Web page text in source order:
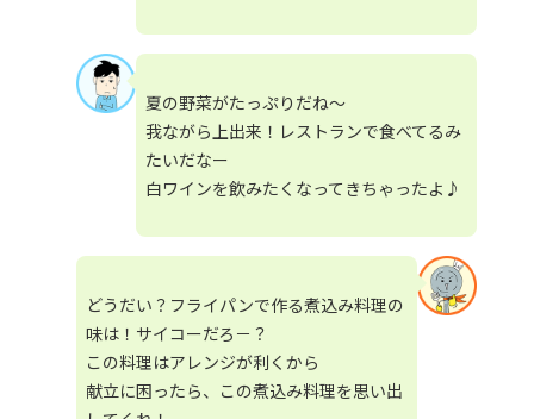
夏の野菜がたっぷりだね～
我ながら上出来！レストランで食べてるみ
たいだなー
白ワインを飲みたくなってきちゃったよ♪
どうだい？フライパンで作る煮込み料理の
味は！サイコーだろ－？
この料理はアレンジが利くから
献立に困ったら、この煮込み料理を思い出